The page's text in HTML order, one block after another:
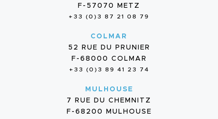
F-57070 METZ
+33 (0)3 87 21 08 79
COLMAR
52 RUE DU PRUNIER
F-68000 COLMAR
+33 (0)3 89 41 23 74
MULHOUSE
7 RUE DU CHEMNITZ
F-68200 MULHOUSE